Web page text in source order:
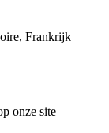
Frankrijk
onze site